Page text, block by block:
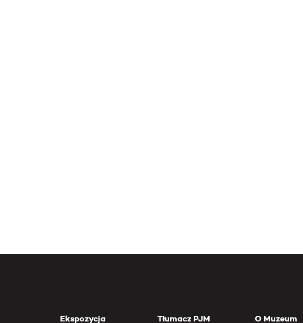
Ekspozycja Tłumacz PJM O Muzeum